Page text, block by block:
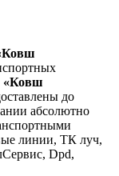
«Ковш
до
абсолютно
линии, ТК луч,
Dpd,